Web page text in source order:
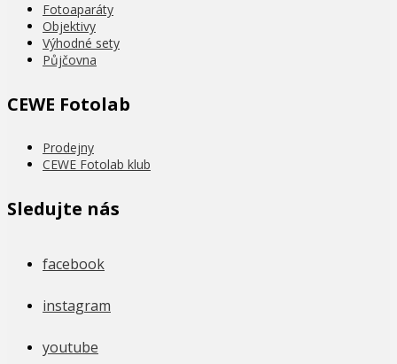
Fotoaparáty
Objektivy
Výhodné sety
Půjčovna
CEWE Fotolab
Prodejny
CEWE Fotolab klub
Sledujte nás
facebook
instagram
youtube